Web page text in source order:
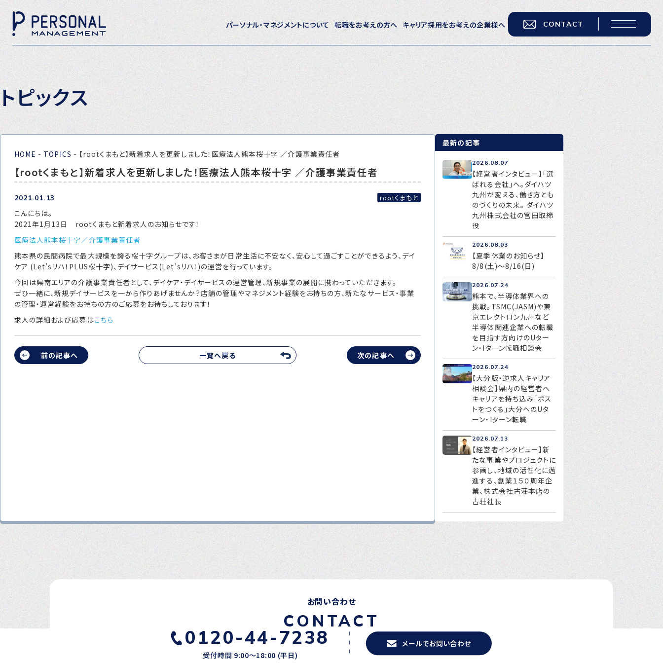
パーソナル・マネジメントについて 転職をお考えの方へ キャリア採用をお考えの企業様へ CONTACT
ホーム
パーソナル・マネジメントについて
会社概要
採用情報
トピックス
転職をお考えの方へ
転職エージェントサービス
転職相談会
転職者の声
キャリア採用をお考えの企業様へ
選ばれる４つの理由
４つの特長で解決
独自の採用スキーム
お問い合わせ
プライバシーポリシー
トピックス
HOME - TOPICS - 【rootくまもと】新着求人を更新しました！医療法人熊本桜十字 ／介護事業責任者
【rootくまもと】新着求人を更新しました！医療法人熊本桜十字 ／介護事業責任者
2021.01.13 rootくまもと
こんにちは。
2021年1月13日 rootくまもと新着求人のお知らせです！
医療法人熊本桜十字／介護事業責任者
熊本県の民間病院で最大規模を誇る桜十字グループは、お客さまが日常生活に不安なく、安心して過ごすことができるよう、デイ
ケア (Let’sリハ！PLUS桜十字)、デイサービス(Let’sリハ！)の運営を行っています。
今回は県南エリアの介護事業責任者として、デイケア・デイサービスの運営管理、新規事業の展開に携わっていただきます。
ぜひ一緒に、新規デイサービスを一から作りあげませんか？店舗の管理やマネジメント経験をお持ちの方、新たなサービス・事業
の管理・運営経験をお持ちの方のご応募をお待ちしております！
求人の詳細および応募はこちら
前の記事へ 一覧へ戻る 次の記事へ
最新の記事
2026.08.07
【経営者インタビュー】「選
ばれる会社」へ。ダイハツ
九州が変える、働き方とも
のづくりの未来。 ダイハツ
九州株式会社の宮田取締
役
2026.08.03
【夏季休業のお知らせ】
8/8(土)～8/16(日)
2026.07.24
熊本で、半導体業界への
挑戦。TSMC(JASM)や東
京エレクトロン九州など
半導体関連企業への転職
を目指す方向けのUター
ン・Iターン転職相談会
2026.07.24
【大分版・逆求人キャリア
相談会】県内の経営者へ
キャリアを持ち込み「ポス
トをつくる」大分へのUタ
ーン・Iターン転職
2026.07.13
【経営者インタビュー】新
たな事業やプロジェクトに
参画し、地域の活性化に邁
進する、創業１５０周年企
業、株式会社古荘本店の
古荘社長
お問い合わせ
CONTACT
0120-44-7238
受付時間 9:00〜18:00 (平日)
メールでお問い合わせ